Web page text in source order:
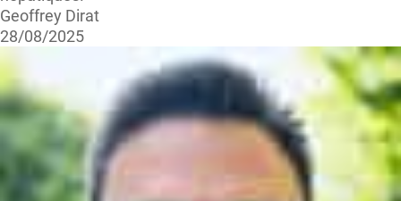
Geoffrey Dirat
28/08/2025